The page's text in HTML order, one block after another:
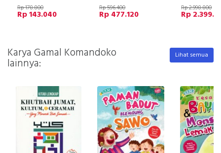
Rp 178.800
Rp 143.040
Rp 596.400
Rp 477.120
Rp 2.998.800
Rp
Karya Gamal Komandoko
lainnya:
Lihat semua